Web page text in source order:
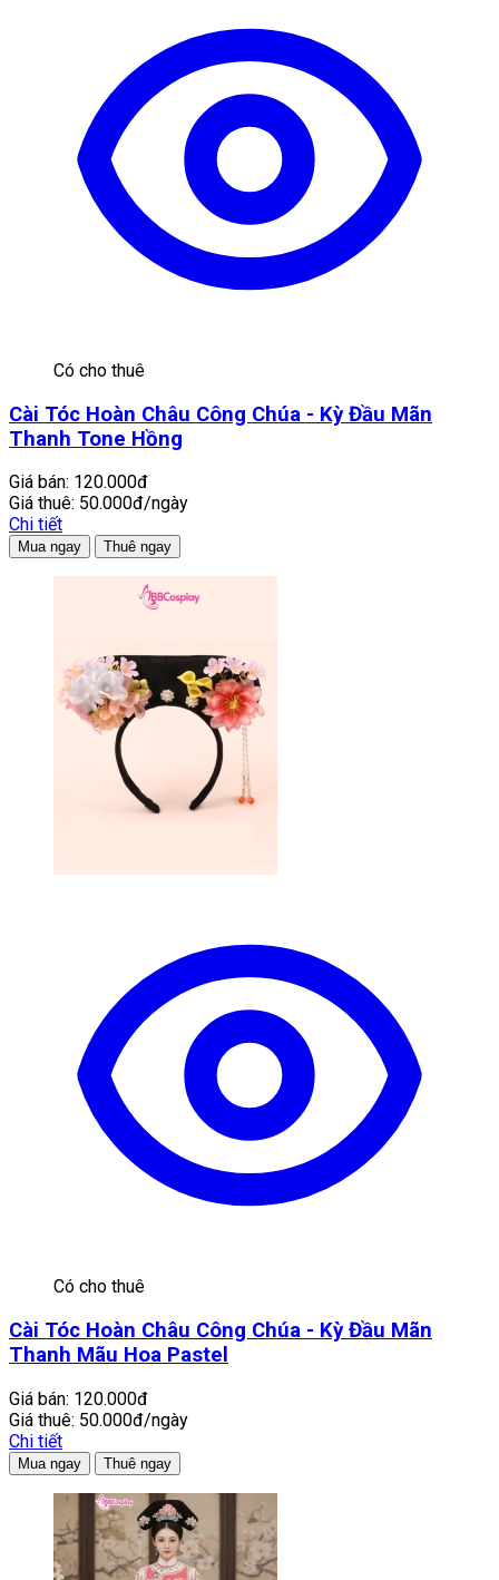
Có cho thuê
Cài Tóc Hoàn Châu Công Chúa - Kỳ Đầu Mãn
Thanh Tone Hồng
Giá bán: 120.000đ
Giá thuê: 50.000đ/ngày
Chi tiết
Mua ngay Thuê ngay
Có cho thuê
Cài Tóc Hoàn Châu Công Chúa - Kỳ Đầu Mãn
Thanh Mãu Hoa Pastel
Giá bán: 120.000đ
Giá thuê: 50.000đ/ngày
Chi tiết
Mua ngay Thuê ngay